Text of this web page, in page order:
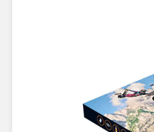
Батареи салютов
Цветной дым